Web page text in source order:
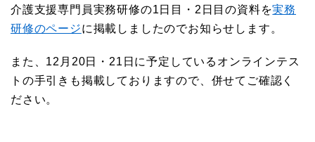
介護支援専門員実務研修の1日目・2日目の資料を実務
研修のページに掲載しましたのでお知らせします。
また、12月20日・21日に予定しているオンラインテス
トの手引きも掲載しておりますので、併せてご確認く
ださい。